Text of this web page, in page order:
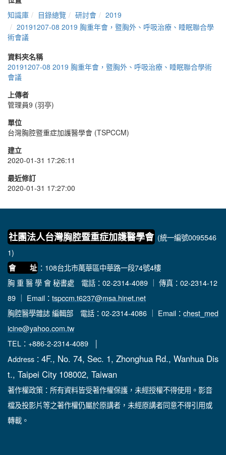
知識庫
目錄總覽 研討會
2019
20191207-08 2019 胸重年會，暨胸外、呼吸治療、睡眠聯合學
術會議
資料夾名稱
20191207-08 2019 胸重年會，暨胸外、呼吸治療、睡眠聯合學術
會議
上傳者
管理員9 (羽亭)
單位
台灣胸腔暨重症加護醫學會 (TSPCCM)
建立
2020-01-31 17:26:11
最近修訂
2020-01-31 17:27:00
社團法人台灣胸腔暨重症加護醫學會 (統一編號0095546
1)
會 址 ：108台北市萬華區中華路一段74號4樓
胸 重 醫 學 會 秘書處 電話：02-2314-4089 ｜ 傳真：02-2314-12
89 ｜ Email： tspccm.t6237@msa.hinet.net
胸腔醫學雜誌 編輯部 電話：02-2314-4086 ｜ Email： chest_med
icine@yahoo.com.tw
TEL：+886-2-2314-4089 │
Address： 4F., No. 74, Sec. 1, Zhonghua Rd., Wanhua Dis
t., Taipei City 108002, Taiwan
著作權政策：所有資料皆受著作權保護，未經授權不得使用。影音
檔及投影片等之著作權仍屬於原講者，未經原講者同意不得引用或
轉載。